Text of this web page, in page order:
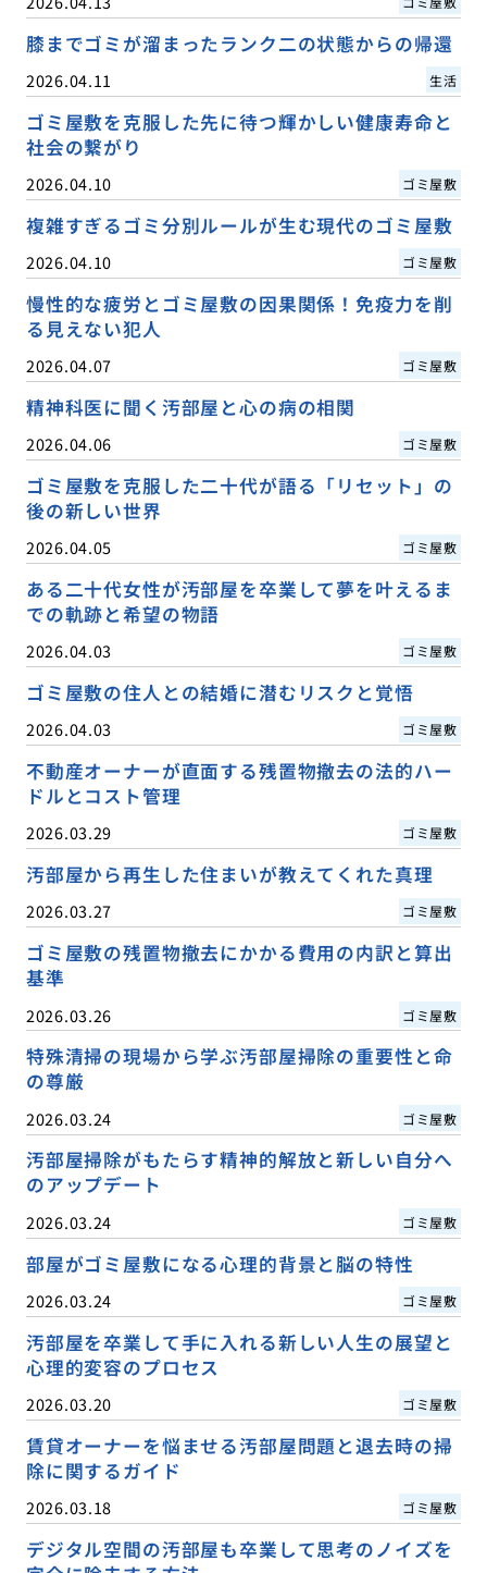
膝までゴミが溜まったランク二の状態からの帰還
2026.04.11 生活
ゴミ屋敷を克服した先に待つ輝かしい健康寿命と
社会の繋がり
2026.04.10 ゴミ屋敷
複雑すぎるゴミ分別ルールが生む現代のゴミ屋敷
2026.04.10 ゴミ屋敷
慢性的な疲労とゴミ屋敷の因果関係！免疫力を削
る見えない犯人
2026.04.07 ゴミ屋敷
精神科医に聞く汚部屋と心の病の相関
2026.04.06 ゴミ屋敷
ゴミ屋敷を克服した二十代が語る「リセット」の
後の新しい世界
2026.04.05 ゴミ屋敷
ある二十代女性が汚部屋を卒業して夢を叶えるま
での軌跡と希望の物語
2026.04.03 ゴミ屋敷
ゴミ屋敷の住人との結婚に潜むリスクと覚悟
2026.04.03 ゴミ屋敷
不動産オーナーが直面する残置物撤去の法的ハー
ドルとコスト管理
2026.03.29 ゴミ屋敷
汚部屋から再生した住まいが教えてくれた真理
2026.03.27 ゴミ屋敷
ゴミ屋敷の残置物撤去にかかる費用の内訳と算出
基準
2026.03.26 ゴミ屋敷
特殊清掃の現場から学ぶ汚部屋掃除の重要性と命
の尊厳
2026.03.24 ゴミ屋敷
汚部屋掃除がもたらす精神的解放と新しい自分へ
のアップデート
2026.03.24 ゴミ屋敷
部屋がゴミ屋敷になる心理的背景と脳の特性
2026.03.24 ゴミ屋敷
汚部屋を卒業して手に入れる新しい人生の展望と
心理的変容のプロセス
2026.03.20 ゴミ屋敷
賃貸オーナーを悩ませる汚部屋問題と退去時の掃
除に関するガイド
2026.03.18 ゴミ屋敷
デジタル空間の汚部屋も卒業して思考のノイズを